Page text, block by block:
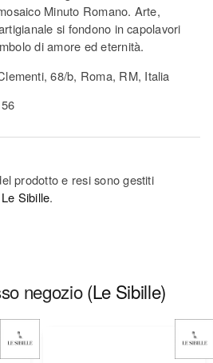
Minuto Romano. Arte,
si fondono in capolavori
di amore ed eternità.
68/b, Roma, RM, Italia
prodotto e resi sono gestiti
Le Sibille.
negozio(Le Sibille)